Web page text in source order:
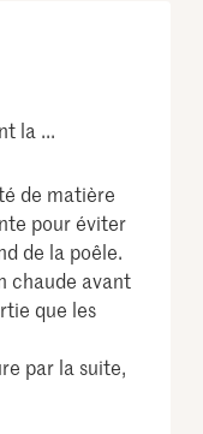
la ...
de matière
pour éviter
de la poêle.
chaude avant
que les
par la suite,